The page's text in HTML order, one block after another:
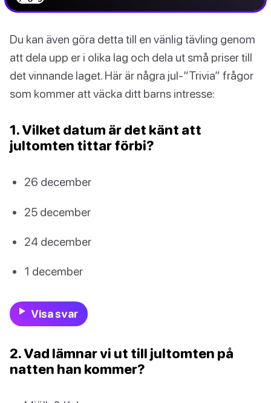
Du kan även göra detta till en vänlig tävling genom
att dela upp er i olika lag och dela ut små priser till
det vinnande laget. Här är några jul-“Trivia” frågor
som kommer att väcka ditt barns intresse:
1. Vilket datum är det känt att
jultomten tittar förbi?
26 december
25 december
24 december
1 december
Visa svar
2. Vad lämnar vi ut till jultomten på
natten han kommer?